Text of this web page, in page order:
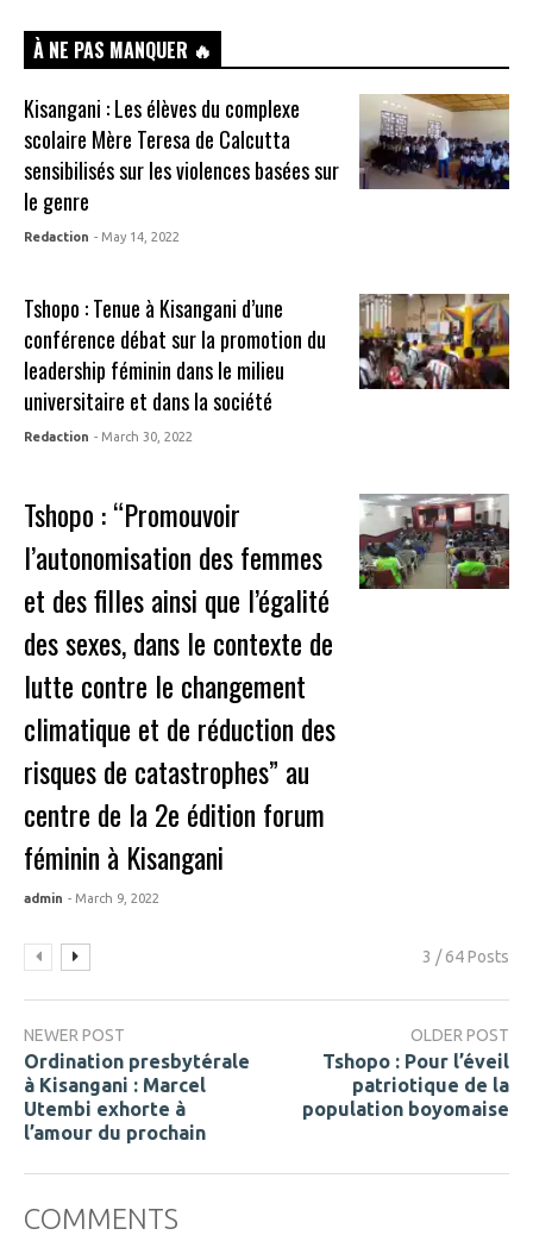
À NE PAS MANQUER 🔥
Kisangani : Les élèves du complexe
scolaire Mère Teresa de Calcutta
sensibilisés sur les violences basées sur
le genre
Redaction - May 14, 2022
Tshopo : Tenue à Kisangani d’une
conférence débat sur la promotion du
leadership féminin dans le milieu
universitaire et dans la société
Redaction - March 30, 2022
Tshopo : “Promouvoir
l’autonomisation des femmes
et des filles ainsi que l’égalité
des sexes, dans le contexte de
lutte contre le changement
climatique et de réduction des
risques de catastrophes” au
centre de la 2e édition forum
féminin à Kisangani
admin - March 9, 2022
3 / 64 Posts
NEWER POST
Ordination presbytérale
à Kisangani : Marcel
Utembi exhorte à
l’amour du prochain
OLDER POST
Tshopo : Pour l’éveil
patriotique de la
population boyomaise
COMMENTS